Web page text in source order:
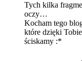
Tych kilka
oczy…
Kocham tego
które dzięki
ściskamy :*